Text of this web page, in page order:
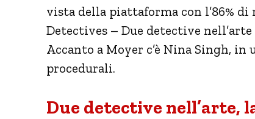
vista della piattaforma con l’86%
Detectives – Due detective
Accanto a Moyer c’è Nina Singh,
procedurali.
Due detective nell’arte,